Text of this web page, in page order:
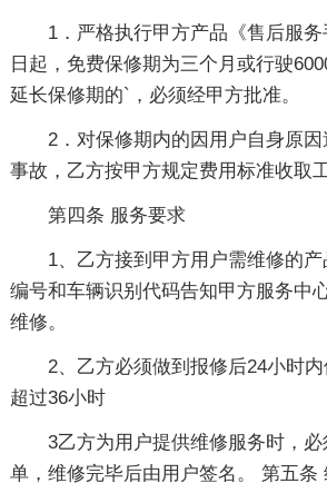
1．严格执行甲方产品《售后服
日起，免费保修期为三个月或行驶
延长保修期的`，必须经甲方批准。
2．对保修期内的因用户自身原
事故，乙方按甲方规定费用标准收取工
第四条 服务要求
1、乙方接到甲方用户需维修的
编号和车辆识别代码告知甲方服务中
维修。
2、乙方必须做到报修后24小时
超过36小时
3乙方为用户提供维修服务时，
单，维修完毕后由用户签名。 第五条